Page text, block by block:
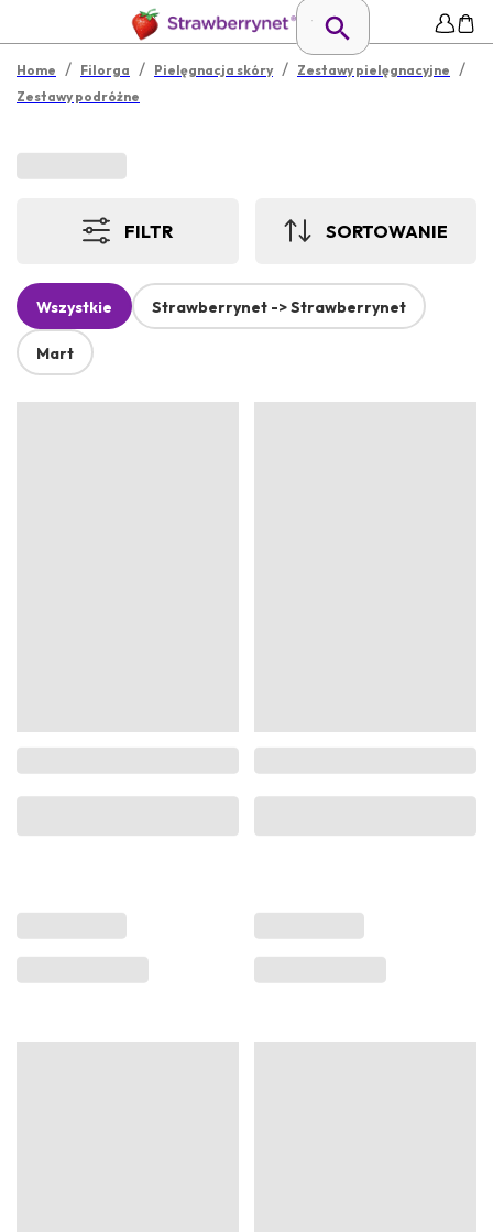
Home / Filorga / Pielęgnacja skóry / Zestawy pielęgnacyjne /
Zestawy podróżne
FILTR SORTOWANIE
Wszystkie Strawberrynet -> Strawberrynet
Mart